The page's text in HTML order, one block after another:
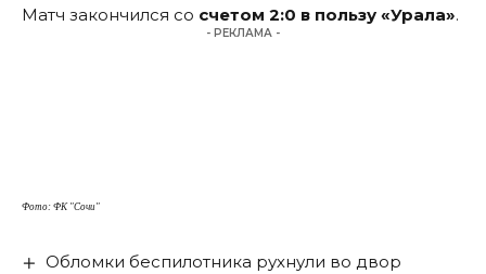
Матч закончился со счетом 2:0 в пользу «Урала».
- РЕКЛАМА -
Фото: ФК "Сочи"
Обломки беспилотника рухнули во двор